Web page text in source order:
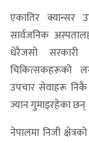
एकातिर क्यान्सर
सार्वजनिक
धेरैजसो सरकारी
चिकित्सकहरूको
उपचार सेवाहरू
ज्यान गुमाइरहेका छन्
नेपालमा निजी